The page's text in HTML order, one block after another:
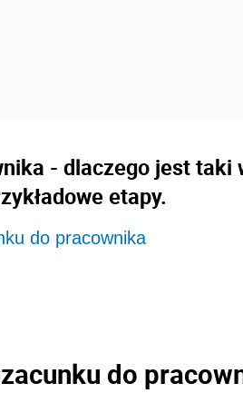
- dlaczego jest taki
etapy.
do pracownika
do